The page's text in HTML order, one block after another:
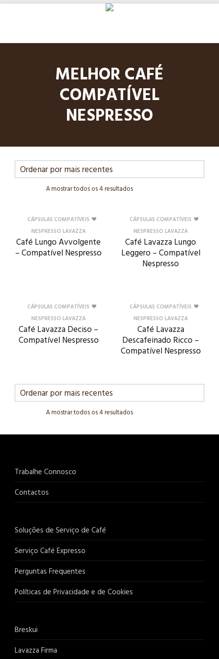
MELHOR CAFÉ
COMPATÍVEL
NESPRESSO
A mostrar todos os 4 resultados
CÁPSULAS COMPATÍVEIS
NESPRESSO LAVAZZA
Café Lungo Avvolgente
– Compatível Nespresso
CÁPSULAS COMPATÍVEIS
NESPRESSO LAVAZZA
Café Lavazza Lungo
Leggero – Compatível
Nespresso
CÁPSULAS COMPATÍVEIS
NESPRESSO LAVAZZA
Café Lavazza Deciso –
Compatível Nespresso
CÁPSULAS COMPATÍVEIS
NESPRESSO LAVAZZA
Café Lavazza
Descafeinado Ricco –
Compatível Nespresso
A mostrar todos os 4 resultados
Trabalhe Connosco
Contactos
Soluções de Serviço de Café
Serviço Café Expresso
Perguntas Frequentes
Políticas de Privacidade e de Cookies
Breskui
Lavazza Firma